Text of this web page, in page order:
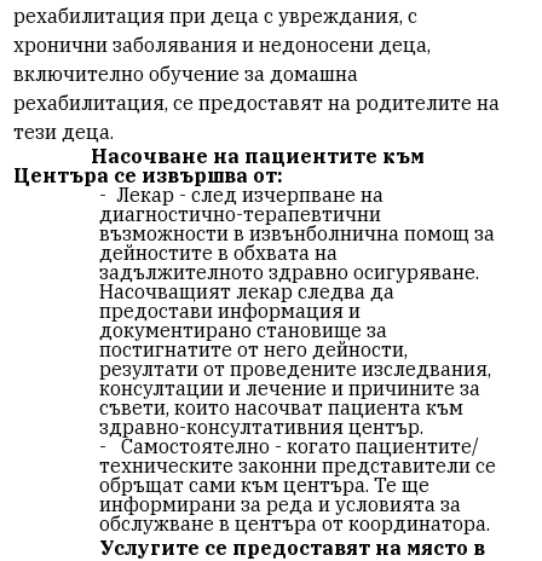
рехабилитация при деца с увреждания, с
хронични заболявания и недоносени деца,
включително обучение за домашна
рехабилитация, се предоставят на родителите на
тези деца.
Насочване на пациентите към
Центъра се извършва от:
- Лекар - след изчерпване на
диагностично-терапевтични
възможности в извънболнична помощ за
дейностите в обхвата на
задължителното здравно осигуряване.
Насочващият лекар следва да
предостави информация и
документирано становище за
постигнатите от него дейности,
резултати от проведените изследвания,
консултации и лечение и причините за
съвети, които насочват пациента към
здравно-консултативния център.
- Самостоятелно - когато пациентите/
техническите законни представители се
обръщат сами към центъра. Те ще
информирани за реда и условията за
обслужване в центъра от координатора.
Услугите се предоставят на място в